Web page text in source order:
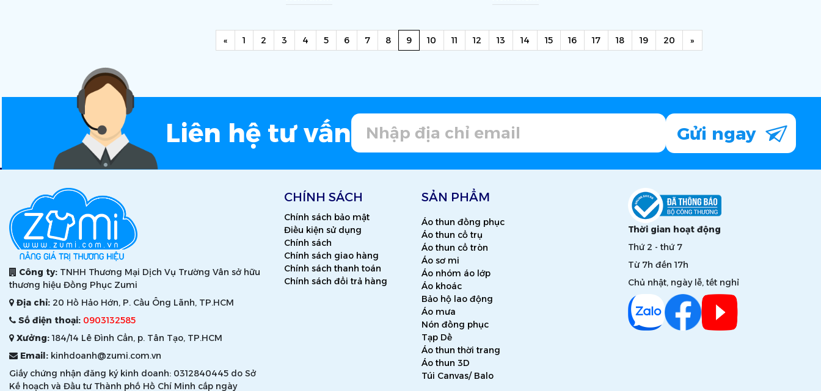
những chiếc áo lớp được thiết kế bắt mắt,
trường. Cùng điểm qua những thiết kế mẫu
áo lớp đẹp đang được ưa chuộng hiện nay
«Previous
1 2 3 4 5 6 7 8 9(current)
10 11 12 13 14 15 16 17 18 19 20 »Next
Liên hệ tư vấn Gửi ngay
Công ty: TNHH Thương Mại Dịch Vụ Trường Vân sở hữu
thương hiệu Đồng Phục Zumi
Địa chỉ: 20 Hồ Hảo Hớn, P. Cầu Ông Lãnh, TP.HCM
Số điện thoại: 0903132585
Xưởng:184/14 Lê Đình Cẩn, p. Tân Tạo, TP.HCM
Email: kinhdoanh@zumi.com.vn
Giấy chứng nhận đăng ký kinh doanh: 0312840445 do Sở
Kế hoạch và Đầu tư Thành phố Hồ Chí Minh cấp ngày
CHÍNH SÁCH
Chính sách bảo mật
Điều kiện sử dụng
Chính sách
Chính sách giao hàng
Chính sách thanh toán
Chính sách đổi trả hàng
SẢN PHẨM
Áo thun đồng phục
Áo thun cổ trụ
Áo thun cổ tròn
Áo sơ mi
Áo nhóm áo lớp
Áo khoác
Bảo hộ lao động
Áo mưa
Nón đồng phục
Tạp Dề
Áo thun thời trang
Áo thun 3D
Túi Canvas/ Balo
Thời gian hoạt động
Thứ 2 - thứ 7
Từ 7h đến 17h
Chủ nhật, ngày lễ, tết nghỉ